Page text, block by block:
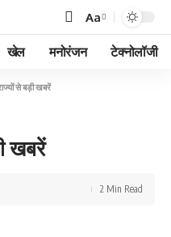
Aa
खेल मनोरंजन टेक्नोलॉजी
से बड़ी खबरें
खबरें
2 Min Read